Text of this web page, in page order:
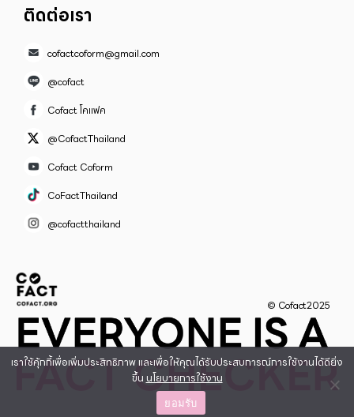
ติดต่อเรา
cofactcoform@gmail.com
@cofact
Cofact โคแฟค
@CofactThailand
Cofact Coform
CoFactThailand
@cofactthailand
© Cofact2025
เราใช้คุ้กกี้เพื่อเพิ่มประสิทธิภาพ และเพื่อให้คุณได้รับประสบการณ์การใช้งานได้ดียิ่ง
ขึ้น นโยบายการใช้งาน
ยอมรับ